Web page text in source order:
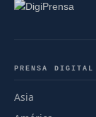
PRENSA DIGITAL
Asia